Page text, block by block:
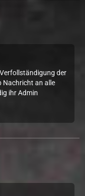
der
Nachricht an alle
ihr Admin